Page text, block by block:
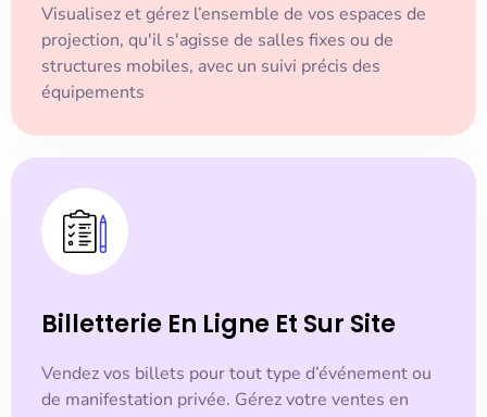
Visualisez et gérez l’ensemble de vos espaces de
projection, qu'il s'agisse de salles fixes ou de
structures mobiles, avec un suivi précis des
équipements
Billetterie En Ligne Et Sur Site
Vendez vos billets pour tout type d’événement ou
de manifestation privée. Gérez votre ventes en